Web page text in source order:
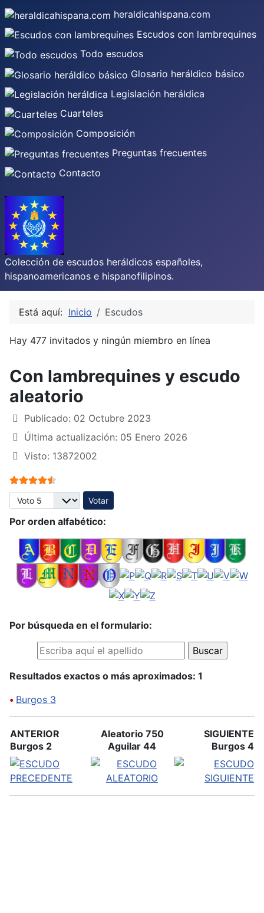
heraldicahispana.com
Escudos con lambrequines
Todo escudos
Glosario heráldico básico
Legislación heráldica
Cuarteles
Composición
Preguntas frecuentes
Contacto
Colección de escudos heráldicos españoles,
hispanoamericanos e hispanofilipinos.
Está aquí: Inicio Escudos
Hay 477 invitados y ningún miembro en línea
Con lambrequines y escudo
aleatorio
Publicado: 02 Octubre 2023
Última actualización: 05 Enero 2026
Visto: 13872002
Ratio:4.5/
Por favor, vote
Por orden alfabético:
Por búsqueda en el formulario:
Resultados exactos o más aproximados: 1
• Burgos 3
ANTERIOR
Burgos 2
Aleatorio 750
Aguilar 44
SIGUIENTE
Burgos 4